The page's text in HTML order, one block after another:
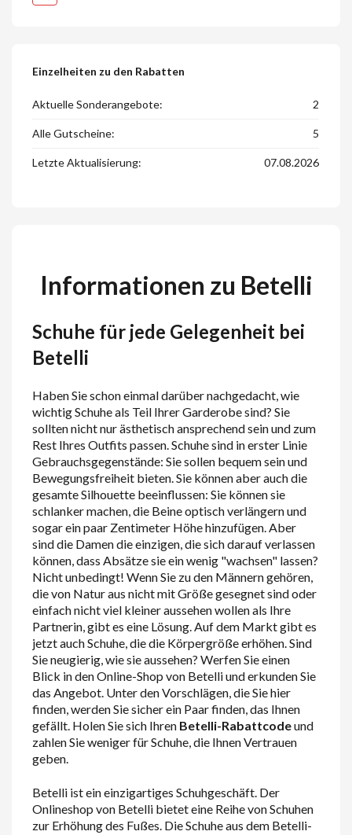
Einzelheiten zu den Rabatten
Aktuelle Sonderangebote: 2
Alle Gutscheine: 5
Letzte Aktualisierung: 07.08.2026
Informationen zu Betelli
Schuhe für jede Gelegenheit bei
Betelli
Haben Sie schon einmal darüber nachgedacht, wie
wichtig Schuhe als Teil Ihrer Garderobe sind? Sie
sollten nicht nur ästhetisch ansprechend sein und zum
Rest Ihres Outfits passen. Schuhe sind in erster Linie
Gebrauchsgegenstände: Sie sollen bequem sein und
Bewegungsfreiheit bieten. Sie können aber auch die
gesamte Silhouette beeinflussen: Sie können sie
schlanker machen, die Beine optisch verlängern und
sogar ein paar Zentimeter Höhe hinzufügen. Aber
sind die Damen die einzigen, die sich darauf verlassen
können, dass Absätze sie ein wenig "wachsen" lassen?
Nicht unbedingt! Wenn Sie zu den Männern gehören,
die von Natur aus nicht mit Größe gesegnet sind oder
einfach nicht viel kleiner aussehen wollen als Ihre
Partnerin, gibt es eine Lösung. Auf dem Markt gibt es
jetzt auch Schuhe, die die Körpergröße erhöhen. Sind
Sie neugierig, wie sie aussehen? Werfen Sie einen
Blick in den Online-Shop von Betelli und erkunden Sie
das Angebot. Unter den Vorschlägen, die Sie hier
finden, werden Sie sicher ein Paar finden, das Ihnen
gefällt. Holen Sie sich Ihren Betelli-Rabattcodeund
zahlen Sie weniger für Schuhe, die Ihnen Vertrauen
geben.
Betelli ist ein einzigartiges Schuhgeschäft. Der
Onlineshop von Betelli bietet eine Reihe von Schuhen
zur Erhöhung des Fußes. Die Schuhe aus dem Betelli-